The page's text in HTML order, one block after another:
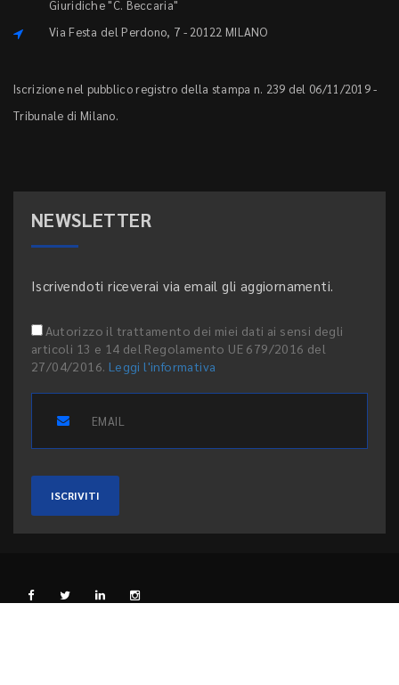
Giuridiche "C. Beccaria"
Via Festa del Perdono, 7 - 20122 MILANO
Iscrizione nel pubblico registro della stampa n. 239 del 06/11/2019 -
Tribunale di Milano.
NEWSLETTER
Iscrivendoti riceverai via email gli aggiornamenti.
Autorizzo il trattamento dei miei dati ai sensi degli
articoli 13 e 14 del Regolamento UE 679/2016 del
27/04/2016. Leggi l'informativa
ISCRIVITI